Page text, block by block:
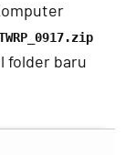
folder baru